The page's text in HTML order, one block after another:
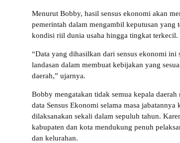
Menurut Bobby, hasil sensus ekonomi akan
pemerintah dalam mengambil keputusan yang
kondisi riil dunia usaha hingga tingkat terkecil.
“Data yang dihasilkan dari sensus ekonomi ini
landasan dalam membuat kebijakan yang
daerah,” ujarnya.
Bobby mengatakan tidak semua kepala
data Sensus Ekonomi selama masa jabatannya
dilaksanakan sekali dalam sepuluh tahun.
kabupaten dan kota mendukung penuh
dan kelurahan.